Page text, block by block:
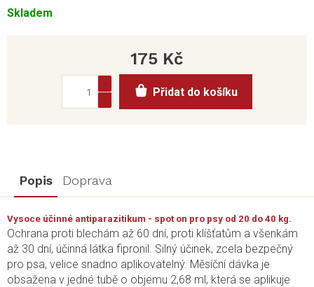
Skladem
175 Kč
cena:
Přidat do košíku
Popis Doprava
Vysoce účinné antiparazitikum - spot on pro psy od 20 do 40 kg.
Ochrana proti blechám až 60 dní, proti klíšťatům a všenkám
až 30 dní, účinná látka fipronil. Silný účinek, zcela bezpečný
pro psa, velice snadno aplikovatelný. Měsíční dávka je
obsažena v jedné tubě o objemu 2,68 ml, která se aplikuje